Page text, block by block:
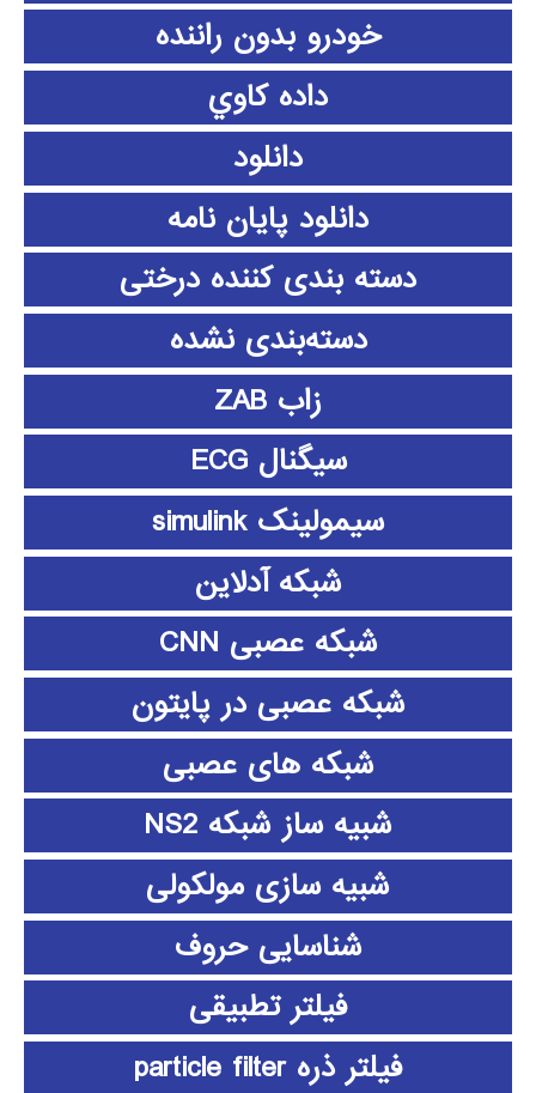
خودرو بدون راننده
داده كاوي
دانلود
دانلود پايان نامه
دسته بندی کننده درختی
دسته‌بندی نشده
زاب ZAB
سیگنال ECG
سیمولینک simulink
شبکه آدلاین
شبکه عصبی CNN
شبکه عصبی در پایتون
شبکه های عصبی
شبیه ساز شبکه NS2
شبیه سازی مولکولی
شناسایی حروف
فیلتر تطبیقی
فیلتر ذره particle filter